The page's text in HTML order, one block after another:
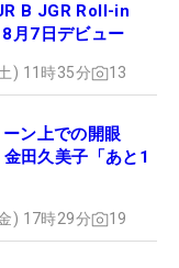
B JGR Roll-in
月7日デビュー
) 11時35分 13
ン上での開眼
田久美子「あと1
) 17時29分 19